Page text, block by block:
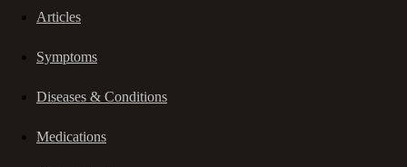
Articles
Symptoms
Diseases & Conditions
Medications